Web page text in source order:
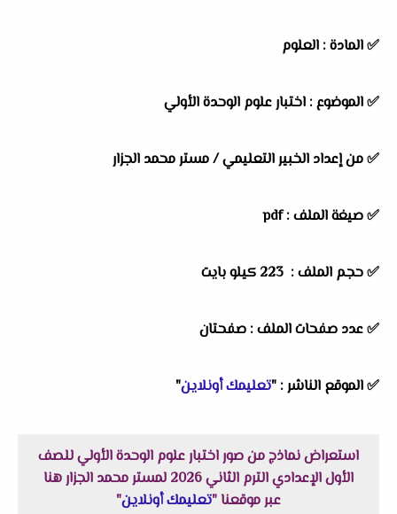
✅المادة : العلوم
✅الموضوع : اختبار علوم الوحدة الأولي
✅من إعداد الخبير التعليمي / مستر محمد الجزار
✅ صيغة الملف : pdf
✅ حجم الملف : 223 كيلو بايت
✅ عدد صفحات الملف : صفحتان
✅الموقع الناشر : "تعليمك أونلاين"
استعراض نماذج من صور اختبار علوم الوحدة الأولي للصف
الأول الإعدادي الترم الثاني 2026 لمستر محمد الجزار هنا
عبر موقعنا "تعليمك أونلاين"